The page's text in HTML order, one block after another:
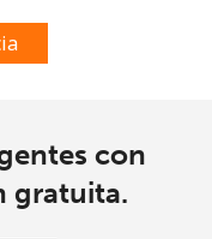
con
gratuita.